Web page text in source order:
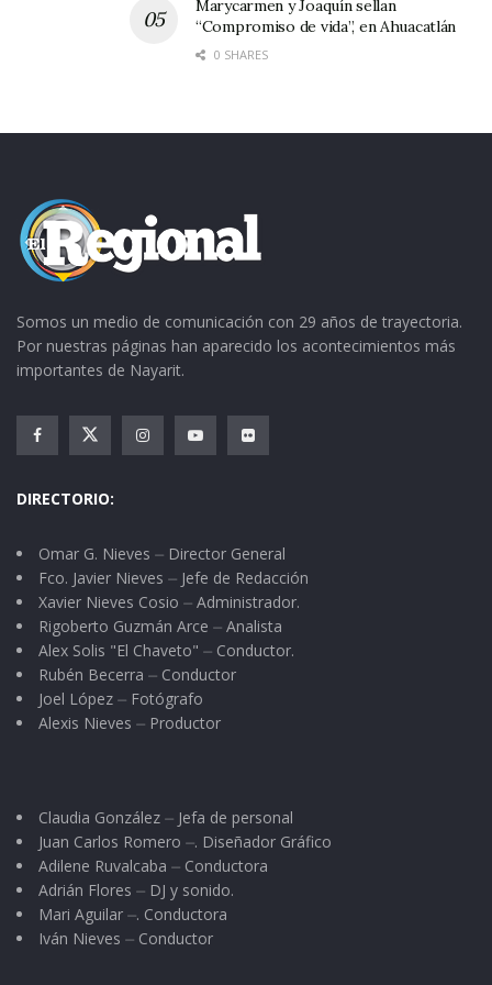
llamado Acatique, se detuvo en la corriente y
hasta que decreció la fuerza los nativos
rescatarlo, lo que se interpretó como señal
Carlos Carrillo nos comenta que desde hace
muchos años el objetivo principal de traer esta
imagen es que participe en la procesión de
Cristo, que se desarrolla el Jueves Santo.
“El Santito”, como le dice la gente a la escultura
treinta de Mayo debe estar en su santuario.
Durante el tiempo que pasa en Jala, es objeto
de veneración ya que todos los días se
organizan veladas en su honor; con música,
Marycarmen y Joaquín sellan
“Compromiso de vida”, en Ahuacatlán
0 SHARES
Somos un medio de comunicación con 29 años de trayectoria.
Por nuestras páginas han aparecido los acontecimientos más
importantes de Nayarit.
DIRECTORIO:
Omar G. Nieves ⏤ Director General
Fco. Javier Nieves ⏤ Jefe de Redacción
Xavier Nieves Cosio ⏤ Administrador.
Rigoberto Guzmán Arce ⏤ Analista
Alex Solis "El Chaveto" ⏤ Conductor.
Rubén Becerra ⏤ Conductor
Joel López ⏤ Fotógrafo
Alexis Nieves ⏤ Productor
Claudia González ⏤ Jefa de personal
Juan Carlos Romero ⏤. Diseñador Gráfico
Adilene Ruvalcaba ⏤ Conductora
Adrián Flores ⏤ DJ y sonido.
Mari Aguilar ⏤. Conductora
Iván Nieves ⏤ Conductor